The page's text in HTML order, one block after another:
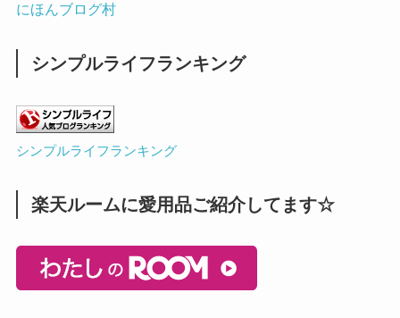
にほんブログ村
シンプルライフランキング
シンプルライフランキング
楽天ルームに愛用品ご紹介してます☆